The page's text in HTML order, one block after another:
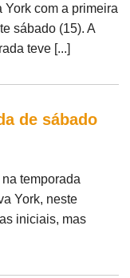
York com a primeira
sábado (15). A
teve [...]
de sábado
temporada
York, neste
iniciais, mas